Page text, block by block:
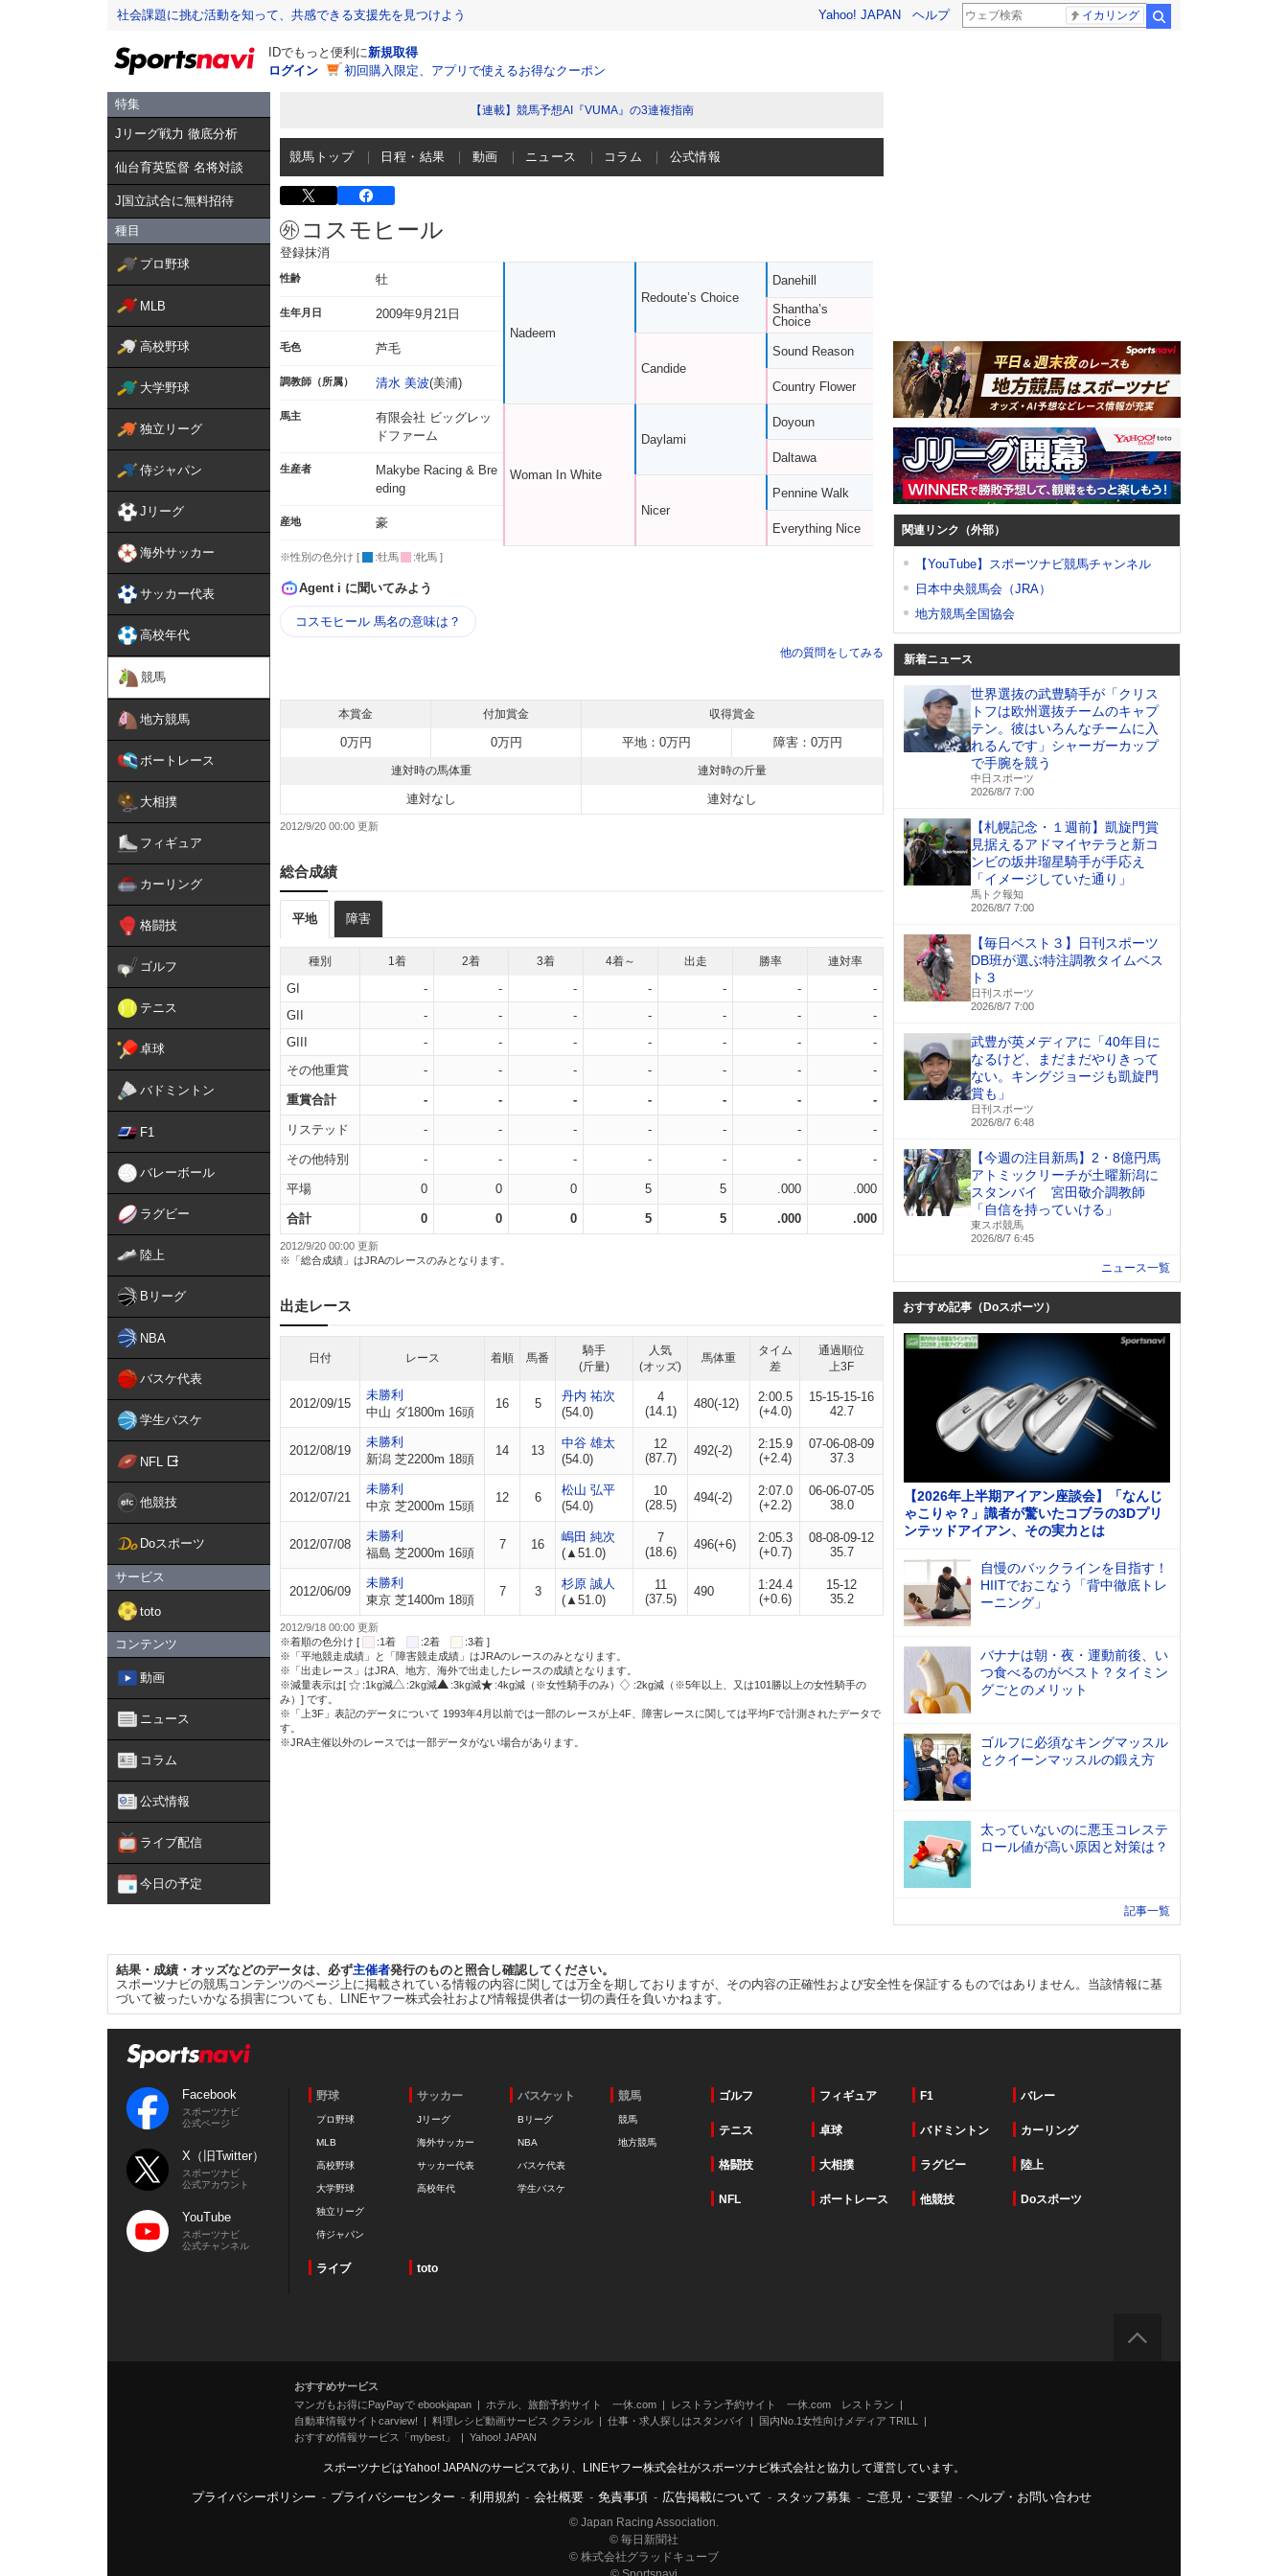
社会課題に挑む活動を知って、共感できる支援先を見つけよう Yahoo! JAPAN ヘルプ イカリング
IDでもっと便利に新規取得
ログイン
初回購入限定、アプリで使えるお得なクーポン
特集
Jリーグ戦力 徹底分析
仙台育英監督 名将対談
J国立試合に無料招待
種目
プロ野球
MLB
高校野球
大学野球
独立リーグ
侍ジャパン
Jリーグ
海外サッカー
サッカー代表
高校年代
競馬
地方競馬
ボートレース
大相撲
フィギュア
カーリング
格闘技
ゴルフ
テニス
卓球
バドミントン
F1
バレーボール
ラグビー
陸上
Bリーグ
NBA
バスケ代表
学生バスケ
NFL
他競技
Doスポーツ
サービス
toto
コンテンツ
動画
ニュース
コラム
公式情報
ライブ配信
今日の予定
【連載】競馬予想AI『VUMA』の3連複指南
競馬トップ 日程・結果 動画 ニュース コラム 公式情報
コスモヒール
登録抹消
性齢 牡
生年月日 2009年9月21日
毛色 芦毛
調教師（所属） 清水 美波(美浦)
馬主
有限会社 ビッグレッ
ドファーム
生産者
Makybe Racing & Bre
eding
産地 豪
※性別の色分け [ :牡馬 :牝馬 ]
Nadeem
Woman In White
Redoute’s Choice
Candide
Daylami
Nicer
Danehill
Shantha’s
Choice
Sound Reason
Country Flower
Doyoun
Daltawa
Pennine Walk
Everything Nice
Agent i に聞いてみよう
コスモヒール 馬名の意味は？
他の質問をしてみる
本賞金 付加賞金 収得賞金
0万円 0万円 平地：0万円 障害：0万円
連対時の馬体重 連対時の斤量
連対なし 連対なし
2012/9/20 00:00
総合成績
平地 障害
種別 1着 2着 3着 4着～ 出走 勝率 連対率
GI - - - - - -
-
GII
- - - - - -
-
GIII
- - - - - -
-
その他重賞
- - - - - - -
重賞合計 - - - - - - -
リステッド - - - - - - -
その他特別 - - - - - - -
平場 0 0 0 5 5 .000 .000
合計 0 0 0 5 5 .000 .000
2012/9/20 00:00 更新
※「総合成績」はJRAのレースのみとなります。
出走レース
日付 レース 着順 馬番
騎手
(斤量)
人気
(オッズ)
馬体重
タイム
差
通過順位
上3F
2012/09/15
未勝利
中山 ダ1800m 16頭
16 5
丹内 祐次
(54.0)
4
(14.1)
480(-12)
2:00.5
(+4.0)
15-15-15-16
42.7
2012/08/19
未勝利
新潟 芝2200m 18頭
14 13
中谷 雄太
(54.0)
12
(87.7)
492(-2)
2:15.9
(+2.4)
07-06-08-09
37.3
2012/07/21
未勝利
中京 芝2000m 15頭
12 6
松山 弘平
(54.0)
10
(28.5)
494(-2)
2:07.0
(+2.2)
06-06-07-05
38.0
2012/07/08
未勝利
福島 芝2000m 16頭
7 16
嶋田 純次
(▲51.0)
7
(18.6)
496(+6)
2:05.3
(+0.7)
08-08-09-12
35.7
2012/06/09
未勝利
東京 芝1400m 18頭
7 3
杉原 誠人
(▲51.0)
11
(37.5)
490
1:24.4
(+0.6)
15-12
35.2
2012/9/18 00:00 更新
※着順の色分け [
:1着 :2着
:3着 ]
※「平地競走成績」と「障害競走成績」はJRAのレースのみとなります。
※「出走レース」はJRA、地方、海外で出走したレースの成績となります。
※減量表示は[
:1kg減 :2kg減 :3kg減 :4kg減（※女性騎手のみ）
:2kg減（※5年以上、又は101勝以上の女性騎手の
み）] です。
※「上3F」表記のデータについて 1993年4月以前では一部のレースが上4F、障害レースに関しては平均Fで計測されたデータで
す。
※JRA主催以外のレースでは一部データがない場合があります。
関連リンク（外部）
【YouTube】スポーツナビ競馬チャンネル
日本中央競馬会（JRA）
地方競馬全国協会
新着ニュース
世界選抜の武豊騎手が「クリス
トフは欧州選抜チームのキャプ
テン。彼はいろんなチームに入
れるんです」シャーガーカップ
で手腕を競う
中日スポーツ
2026/8/7 7:00
【札幌記念・１週前】凱旋門賞
見据えるアドマイヤテラと新コ
ンビの坂井瑠星騎手が手応え
「イメージしていた通り」
馬トク報知
2026/8/7 7:00
【毎日ベスト３】日刊スポーツ
DB班が選ぶ特注調教タイムベス
ト３
日刊スポーツ
2026/8/7 7:00
武豊が英メディアに「40年目に
なるけど、まだまだやりきって
ない。キングジョージも凱旋門
賞も」
日刊スポーツ
2026/8/7 6:48
【今週の注目新馬】2・8億円馬
アトミックリーチが土曜新潟に
スタンバイ 宮田敬介調教師
「自信を持っていける」
東スポ競馬
2026/8/7 6:45
ニュース一覧
おすすめ記事（Doスポーツ）
【2026年上半期アイアン座談会】「なんじ
ゃこりゃ？」識者が驚いたコブラの3Dプリ
ンテッドアイアン、その実力とは
自慢のバックラインを目指す！
HIITでおこなう「背中徹底トレ
ーニング」
バナナは朝・夜・運動前後、い
つ食べるのがベスト？タイミン
グごとのメリット
ゴルフに必須なキングマッスル
とクイーンマッスルの鍛え方
太っていないのに悪玉コレステ
ロール値が高い原因と対策は？
記事一覧
結果・成績・オッズなどのデータは、必ず主催者発行のものと照合し確認してください。
スポーツナビの競馬コンテンツのページ上に掲載されている情報の内容に関しては万全を期しておりますが、その内容の正確性および安全性を保証するものではありません。当該情報に基
づいて被ったいかなる損害についても、LINEヤフー株式会社および情報提供者は一切の責任を負いかねます。
Facebook
スポーツナビ
公式ページ
X（旧Twitter）
スポーツナビ
公式アカウント
YouTube
スポーツナビ
公式チャンネル
野球
プロ野球
MLB
高校野球
大学野球
独立リーグ
侍ジャパン
サッカー
Jリーグ
海外サッカー
サッカー代表
高校年代
バスケット
Bリーグ
NBA
バスケ代表
学生バスケ
競馬
競馬
地方競馬
ゴルフ フィギュア F1 バレー
テニス 卓球 バドミントン カーリング
格闘技 大相撲 ラグビー 陸上
NFL ボートレース 他競技 Doスポーツ
ライブ toto
おすすめサービス
マンガもお得にPayPayで ebookjapan
ホテル、旅館予約サイト 一休.com
レストラン予約サイト 一休.com レストラン
自動車情報サイトcarview!
料理レシピ動画サービス クラシル 仕事・求人探しはスタンバイ
国内No.1女性向けメディア TRILL
おすすめ情報サービス「mybest」
Yahoo! JAPAN
スポーツナビはYahoo! JAPANのサービスであり、LINEヤフー株式会社がスポーツナビ株式会社と協力して運営しています。
プライバシーポリシー - プライバシーセンター - 利用規約 - 会社概要 - 免責事項 - 広告掲載について - スタッフ募集 - ご意見・ご要望 - ヘルプ・お問い合わせ
© Japan Racing Association.
© 毎日新聞社
© 株式会社グラッドキューブ